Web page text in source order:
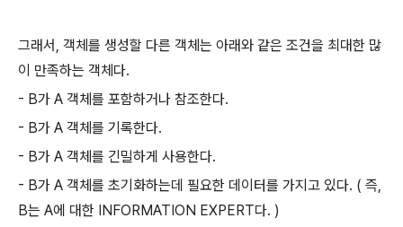
그래서, 객체를 생성할 다른 객체는 아래와 같은 조건을 최대한 많
이 만족하는 객체다.
- B가 A 객체를 포함하거나 참조한다.
- B가 A 객체를 기록한다.
- B가 A 객체를 긴밀하게 사용한다.
- B가 A 객체를 초기화하는데 필요한 데이터를 가지고 있다. ( 즉,
B는 A에 대한 INFORMATION EXPERT다. )